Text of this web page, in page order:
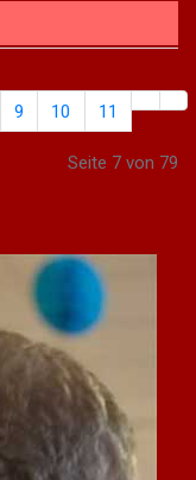
9 10 11
Seite 7 von 79